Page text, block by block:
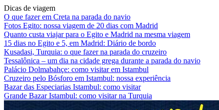
Dicas de viagem
O que fazer em Creta na parada do navio
Fotos Egito: nossa viagem de 20 dias com Madrid
Quanto custa viajar para o Egito e Madrid na mesma viagem
15 dias no Egito e 5, em Madrid: Diário de bordo
Kusadasi, Turquia: o que fazer na parada do cruzeiro
Tessalônica – um dia na cidade grega durante a parada do navio
Palácio Dolmabahçe: como visitar em Istambul
Cruzeiro pelo Bósforo em Istambul: nossa experiência
Bazar das Especiarias Istambul: como visitar
Grande Bazar Istambul: como visitar na Turquia